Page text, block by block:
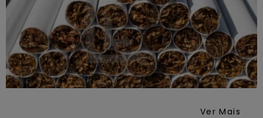
Ver Mais